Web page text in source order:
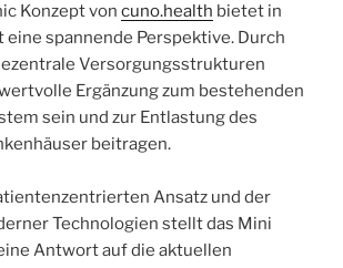
Konzept voncuno.health bietet in
spannende Perspektive. Durch
Versorgungsstrukturen
Ergänzung zum bestehenden
sein und zur Entlastung des
beitragen.
Ansatz und der
Technologien stellt das Mini
Antwort auf die aktuellen